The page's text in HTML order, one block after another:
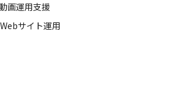
画運用支援
サイト運用